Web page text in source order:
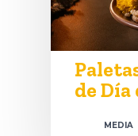
de
MEDIA